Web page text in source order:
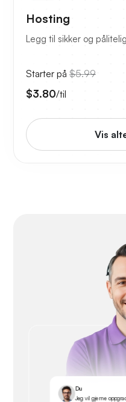
Hosting
Legg til sikker og
Starter på $5.99
$3.80/til
Vis
Du
Jeg vil gjerne